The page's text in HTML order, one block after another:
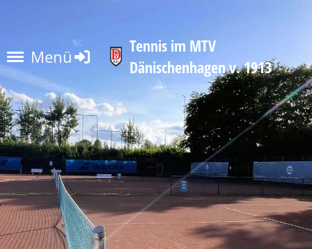
Menü
Tennis im MTV
Dänischenhagen v. 1913